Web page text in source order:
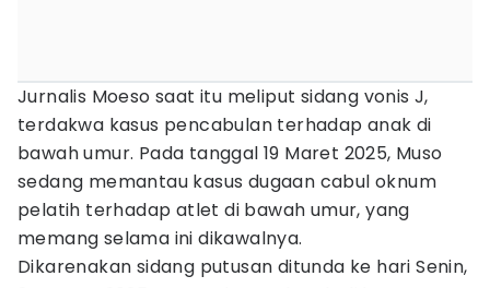
Jurnalis Moeso saat itu meliput sidang vonis J,
terdakwa kasus pencabulan terhadap anak di
bawah umur. Pada tanggal 19 Maret 2025, Muso
sedang memantau kasus dugaan cabul oknum
pelatih terhadap atlet di bawah umur, yang
memang selama ini dikawalnya.
Dikarenakan sidang putusan ditunda ke hari Senin,